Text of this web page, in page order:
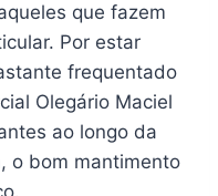
que fazem
Por estar
frequentado
Olegário Maciel
ao longo da
o bom mantimento